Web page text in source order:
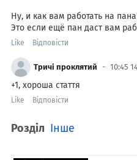
Ну, и как вам работать на
Это если ещё пан даст вам
Like Відповісти
Тричі проклятий 10:45
+1, хороша стаття
Like Відповісти
Розділ Інше